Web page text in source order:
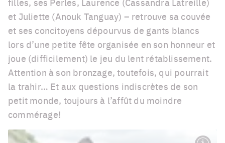
et Juliette (Anouk Tanguay) – retrouve sa couvée
et ses concitoyens dépourvus de gants blancs
lors d’une petite fête organisée en son honneur et
joue (difficilement) le jeu du lent rétablissement.
Attention à son bronzage, toutefois, qui pourrait
la trahir… Et aux questions indiscrètes de son
petit monde, toujours à l’affût du moindre
commérage!